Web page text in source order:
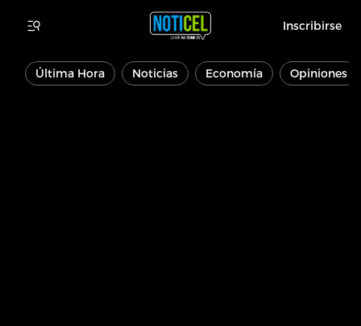
Inscribirse
Última Hora Noticias Economía Opiniones